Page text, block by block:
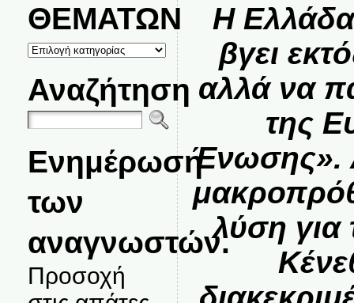
ΘΕΜΑΤΩΝ
ΚΑΤΗΓΟΡΙΕΣ
ΘΕΜΑΤΩΝ
Αναζήτηση
Ενημέρωση
των
αναγνωστών.
Προσοχή
Η
βγει
αλλά να
της
Ένωσης».
λύση